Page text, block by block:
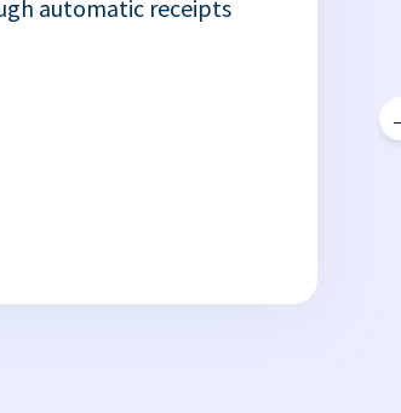
automatic receipts